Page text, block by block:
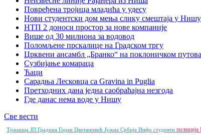
Повређена тројица младића у удесу
Нови студентски дом мења слику смештаја у Нишу
НТП 2 доноси простор за нове компаније
Више од 30 милиона за водовод
Поломљене прскалице на Градском тргу
Црквени ансамбл „Бранко“ на поклоничком
Сузбијање комараца
Ћаци
Сарадња Лесковца са Gravina in Puglia
Претходних дана једна саобраћајна незгода
Где данас нема воде у Нишу
Све вести
Тржница ЈП Градина Горан Цветановић Јужна Србија Инфо студенти полиција